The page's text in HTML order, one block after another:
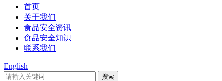
首页
关于我们
食品安全资讯
食品安全知识
联系我们
English |